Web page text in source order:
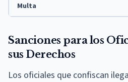
Multa
Sanciones para los
sus Derechos
Los oficiales que confiscan